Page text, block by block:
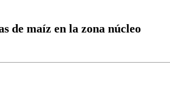
de maíz en la zona núcleo